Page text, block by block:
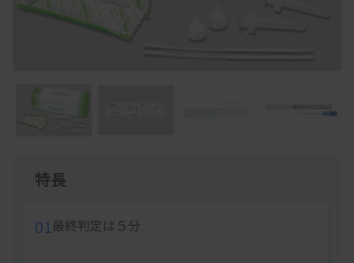
of
特長
01最終判定は５分